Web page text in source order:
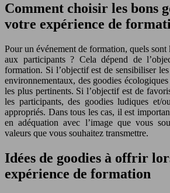
Comment choisir les bons
votre expérience de
Pour un événement de formation, quels
aux participants ? Cela dépend de
formation. Si l’objectif est de sensibiliser
environnementaux, des goodies
les plus pertinents. Si l’objectif est de
les participants, des goodies ludiques et/
appropriés. Dans tous les cas, il est
en adéquation avec l’image que vous
valeurs que vous souhaitez transmettre.
Idées de goodies à offrir
expérience de formation